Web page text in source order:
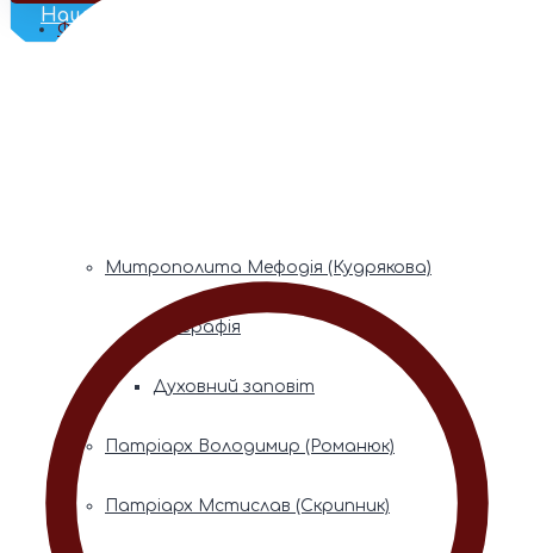
Наш Телеграм
Фонди пам’яті
Митрополита Мефодія (Кудрякова)
Біографія
Духовний заповіт
Патріарх Володимир (Романюк)
Патріарх Мстислав (Скрипник)